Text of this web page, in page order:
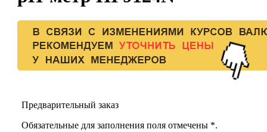
Предварительный заказ
Обязательные для заполнения поля отмечены *.